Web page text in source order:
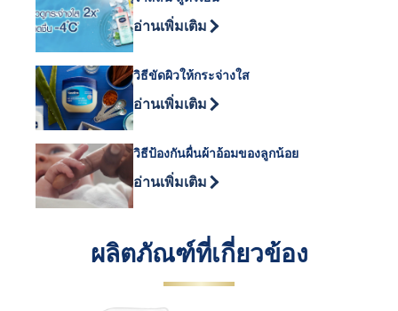
Discover more about วาสลีน สูตรเย็น
อ่านเพิ่มเติม
วิธีขัดผิวให้กระจ่างใส
Discover more about วิธีขัดผิวให้กระจ่าง
อ่านเพิ่มเติม
วิธีป้องกันผื่นผ้าอ้อมของลูกน้อย
Discover more about วิธีป้องกันผื่นผ้าอ้อ
อ่านเพิ่มเติม
ผลิตภัณฑ์ที่เกี่ยวข้อง